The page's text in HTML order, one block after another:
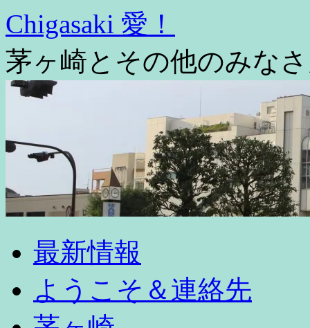
ン
テ
ン
ツ
へ
プ
Chigasaki 愛！
茅ヶ崎とその他のみな
最新情報
ようこそ＆連絡先